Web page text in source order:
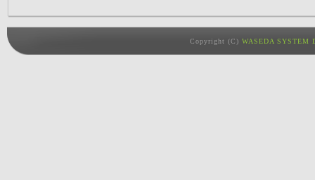
Copyright (C) WASEDA SYSTEM